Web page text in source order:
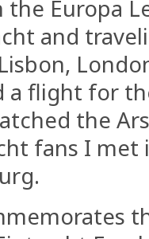
Europa
and
a flight for
the
fans I met